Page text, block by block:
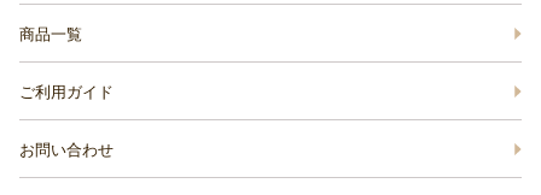
商品一覧
ご利用ガイド
お問い合わせ